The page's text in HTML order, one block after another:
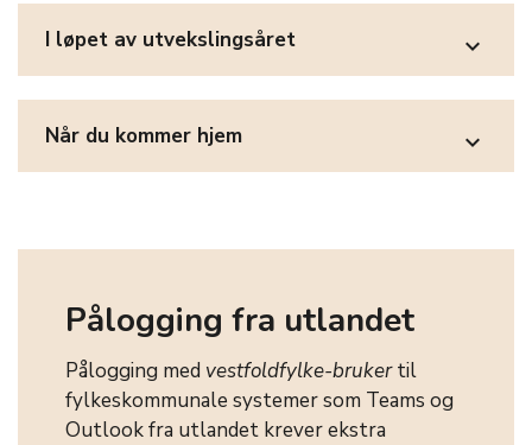
I løpet av utvekslingsåret expand_more
Når du kommer hjem expand_more
Pålogging fra utlandet
Pålogging med vestfoldfylke-brukertil
fylkeskommunale systemer som Teams og
Outlook fra utlandet krever ekstra